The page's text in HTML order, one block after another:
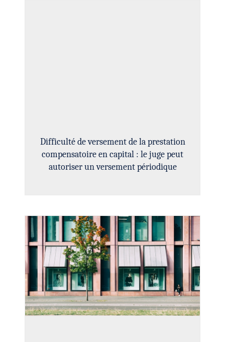
Difficulté de versement de la prestation
compensatoire en capital : le juge peut
autoriser un versement périodique